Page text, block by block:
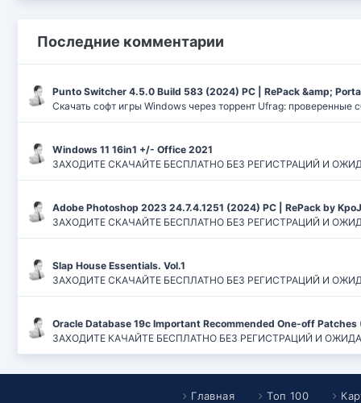
Последние комментарии
Punto Switcher 4.5.0 Build 583 (2024) РС | RePack &amp;
Скачать софт игры Windows через торрент Ufrag: проверенные
Windows 11 16in1 +/- Office 2021
ЗАХОДИТЕ СКАЧАЙТЕ БЕСПЛАТНО БЕЗ РЕГИСТРАЦИЙ И
Adobe Photoshop 2023 24.7.4.1251 (2024) PC | RePack by
ЗАХОДИТЕ СКАЧАЙТЕ БЕСПЛАТНО БЕЗ РЕГИСТРАЦИЙ И
Slap House Essentials. Vol.1
ЗАХОДИТЕ СКАЧАЙТЕ БЕСПЛАТНО БЕЗ РЕГИСТРАЦИЙ И
Oracle Database 19c Important Recommended One-off Patches
ЗАХОДИТЕ КАЧАЙТЕ БЕСПЛАТНО БЕЗ РЕГИСТРАЦИЙ И
Главная Топ 100